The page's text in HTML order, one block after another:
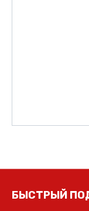
БЫСТРЫЙ